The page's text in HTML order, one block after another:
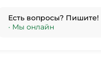
Есть вопросы? Пишите!
• Мы онлайн